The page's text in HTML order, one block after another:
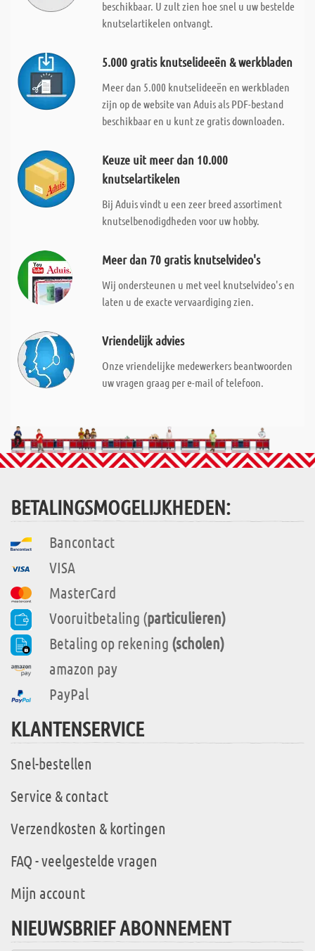
beschikbaar. U zult zien hoe snel u uw bestelde
knutselartikelen ontvangt.
5.000 gratis knutselideeën & werkbladen
Meer dan 5.000 knutselideeën en werkbladen
zijn op de website van Aduis als PDF-bestand
beschikbaar en u kunt ze gratis downloaden.
Keuze uit meer dan 10.000
knutselartikelen
Bij Aduis vindt u een zeer breed assortiment
knutselbenodigdheden voor uw hobby.
Meer dan 70 gratis knutselvideo's
Wij ondersteunen u met veel knutselvideo's en
laten u de exacte vervaardiging zien.
Vriendelijk advies
Onze vriendelijke medewerkers beantwoorden
uw vragen graag per e-mail of telefoon.
BETALINGSMOGELIJKHEDEN:
Bancontact
VISA
MasterCard
Vooruitbetaling (particulieren)
Betaling op rekening (scholen)
amazon pay
PayPal
KLANTENSERVICE
Snel-bestellen
Service & contact
Verzendkosten & kortingen
FAQ - veelgestelde vragen
Mijn account
NIEUWSBRIEF ABONNEMENT